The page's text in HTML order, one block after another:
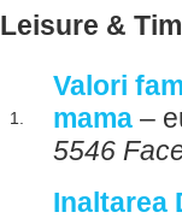
Leisure &
1.
Valori
mama –
5546
Inaltarea